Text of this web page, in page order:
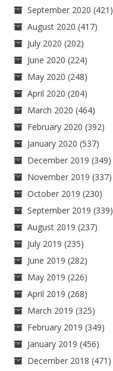
September 2020 (421)
August 2020 (417)
July 2020 (202)
June 2020 (224)
May 2020 (248)
April 2020 (204)
March 2020 (464)
February 2020 (392)
January 2020 (537)
December 2019 (349)
November 2019 (337)
October 2019 (230)
September 2019 (339)
August 2019 (237)
July 2019 (235)
June 2019 (282)
May 2019 (226)
April 2019 (268)
March 2019 (325)
February 2019 (349)
January 2019 (456)
December 2018 (471)